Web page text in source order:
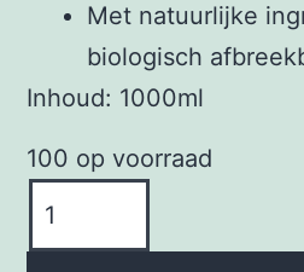
Met natuurlijke
biologisch
Inhoud: 1000ml
100 op voorraad
Biologische